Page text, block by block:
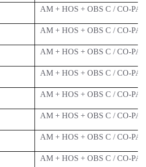
AM + HOS + OBS C / CO-
AM + HOS + OBS C / CO-
AM + HOS + OBS C / CO-
AM + HOS + OBS C / CO-
AM + HOS + OBS C / CO-
AM + HOS + OBS C / CO-
AM + HOS + OBS C / CO-
AM + HOS + OBS C / CO-